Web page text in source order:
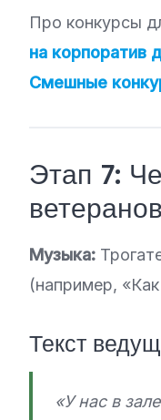
Про конкурсы
на корпоратив
Смешные
Этап 7:
Музыка:
(например,
Текст
«У нас в